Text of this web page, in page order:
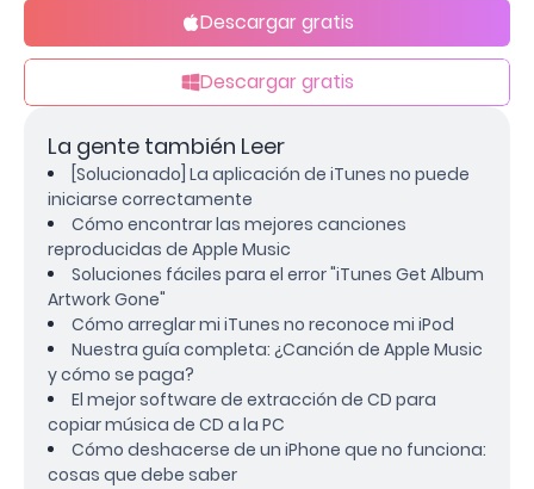
Descargar gratis
Descargar gratis
La gente también Leer
[Solucionado] La aplicación de iTunes no puede
iniciarse correctamente
Cómo encontrar las mejores canciones
reproducidas de Apple Music
Soluciones fáciles para el error "iTunes Get Album
Artwork Gone"
Cómo arreglar mi iTunes no reconoce mi iPod
Nuestra guía completa: ¿Canción de Apple Music
y cómo se paga?
El mejor software de extracción de CD para
copiar música de CD a la PC
Cómo deshacerse de un iPhone que no funciona:
cosas que debe saber